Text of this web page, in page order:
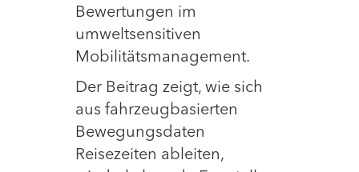
Bewertungen im
umweltsensitiven
Mobilitätsmanagement.
Der Beitrag zeigt, wie sich
aus fahrzeugbasierten
Bewegungsdaten
Reisezeiten ableiten,